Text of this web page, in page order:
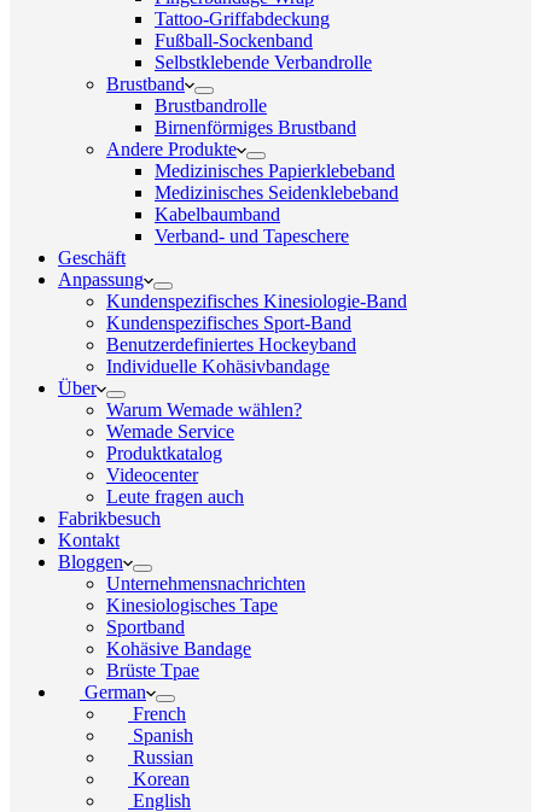
Tattoo-Griffabdeckung
Fußball-Sockenband
Selbstklebende Verbandrolle
Brustband
Brustbandrolle
Birnenförmiges Brustband
Andere Produkte
Medizinisches Papierklebeband
Medizinisches Seidenklebeband
Kabelbaumband
Verband- und Tapeschere
Geschäft
Anpassung
Kundenspezifisches Kinesiologie-Band
Kundenspezifisches Sport-Band
Benutzerdefiniertes Hockeyband
Individuelle Kohäsivbandage
Über
Warum Wemade wählen?
Wemade Service
Produktkatalog
Videocenter
Leute fragen auch
Fabrikbesuch
Kontakt
Bloggen
Unternehmensnachrichten
Kinesiologisches Tape
Sportband
Kohäsive Bandage
Brüste Tpae
German
French
Spanish
Russian
Korean
English